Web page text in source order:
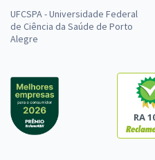
UFCSPA - Universidade Federal
de Ciência da Saúde de Porto
Alegre
RA